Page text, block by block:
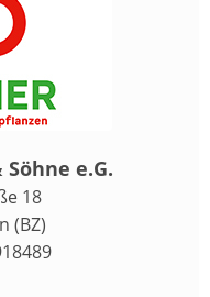
e.G.
18
(BZ)